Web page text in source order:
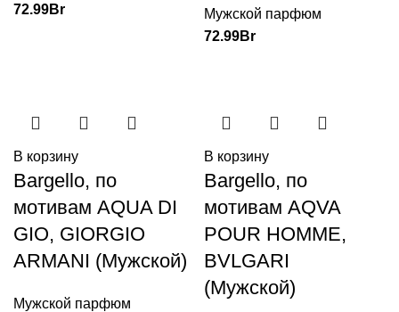
72.99Br
Мужской парфюм
72.99Br
В корзину
Bargello, по
мотивам AQUA DI
GIO, GIORGIO
ARMANI (Мужской)
Мужской парфюм
В корзину
Bargello, по
мотивам AQVA
POUR HOMME,
BVLGARI
(Мужской)